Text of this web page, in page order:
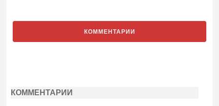
КОММЕНТАРИИ
КОММЕНТАРИИ